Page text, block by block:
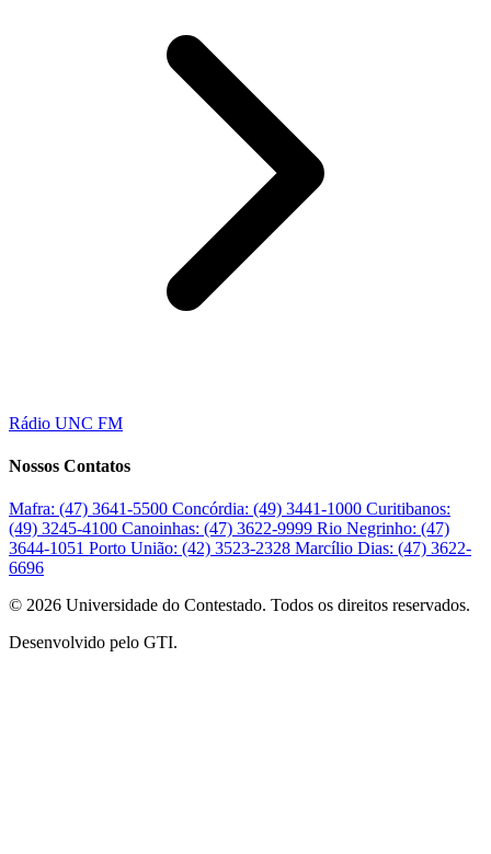
Rádio UNC FM
Nossos Contatos
Mafra: (47) 3641-5500 Concórdia: (49) 3441-1000 Curitibanos:
(49) 3245-4100 Canoinhas: (47) 3622-9999 Rio Negrinho: (47)
3644-1051 Porto União: (42) 3523-2328 Marcílio Dias: (47) 3622-
6696
© 2026 Universidade do Contestado. Todos os direitos reservados.
Desenvolvido pelo GTI.